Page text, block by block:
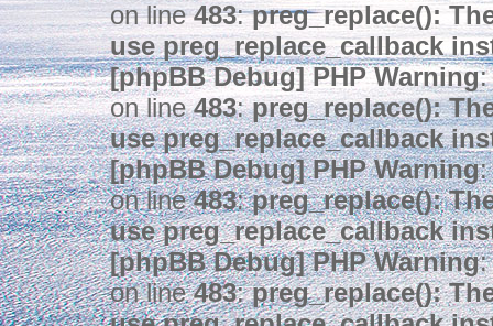
on line483:preg_replace():
use preg_replace_callback
[phpBB Debug] PHP Warning:
on line483:preg_replace():
use preg_replace_callback
[phpBB Debug] PHP Warning:
on line483:preg_replace():
use preg_replace_callback
[phpBB Debug] PHP Warning:
on line483:preg_replace():